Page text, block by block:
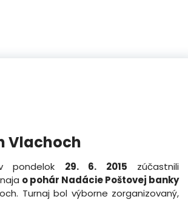
Vlachoch
pondelok 29. 6. 2015 zúčastnili
o pohár Nadácie Poštovej banky
Turnaj bol výborne zorganizovaný,